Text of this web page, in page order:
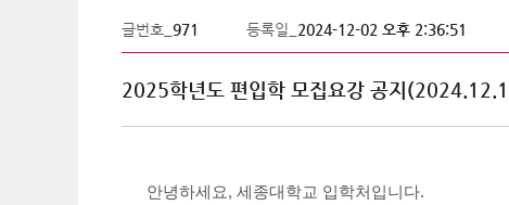
글번호_ 971 등록일_ 2024-12-02 오후 2:36:51
2025학년도 편입학 모집요강 공지
안녕하세요, 세종대학교 입학처입니다.